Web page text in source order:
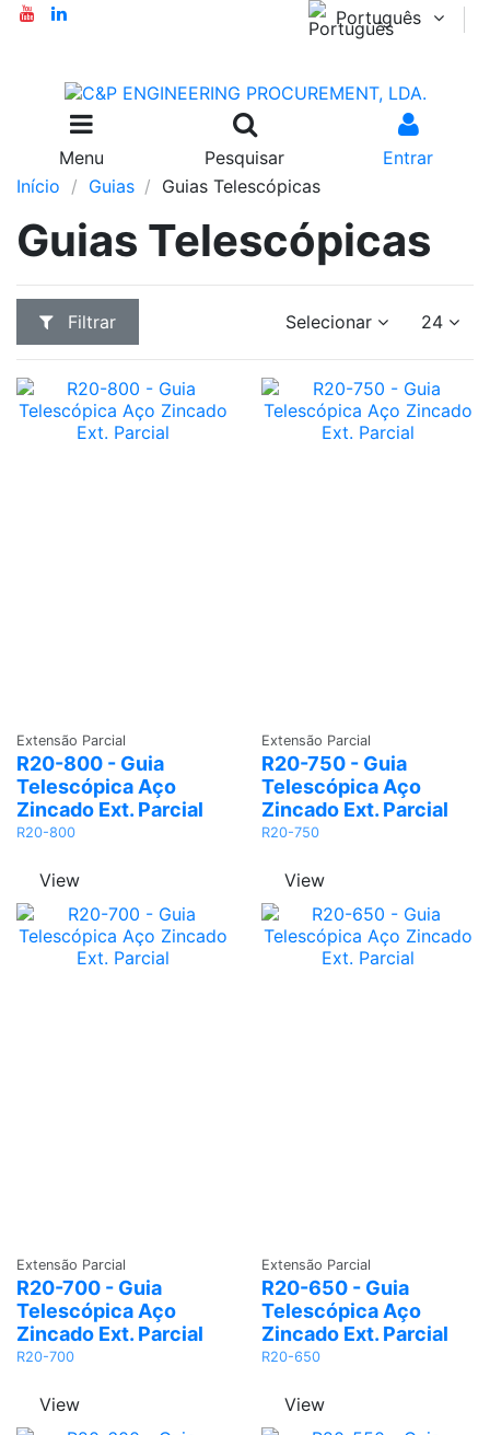
Português
Menu Pesquisar
Entrar
Início
Guias Guias Telescópicas
Guias Telescópicas
Filtrar Selecionar 24
Extensão Parcial
R20-800 - Guia
Telescópica Aço
Zincado Ext. Parcial
R20-800
View
Extensão Parcial
R20-750 - Guia
Telescópica Aço
Zincado Ext. Parcial
R20-750
View
Extensão Parcial
R20-700 - Guia
Telescópica Aço
Zincado Ext. Parcial
R20-700
View
Extensão Parcial
R20-650 - Guia
Telescópica Aço
Zincado Ext. Parcial
R20-650
View